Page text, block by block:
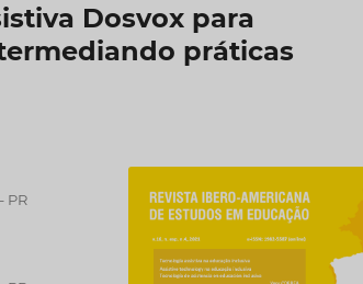
Dosvox para
práticas
PR